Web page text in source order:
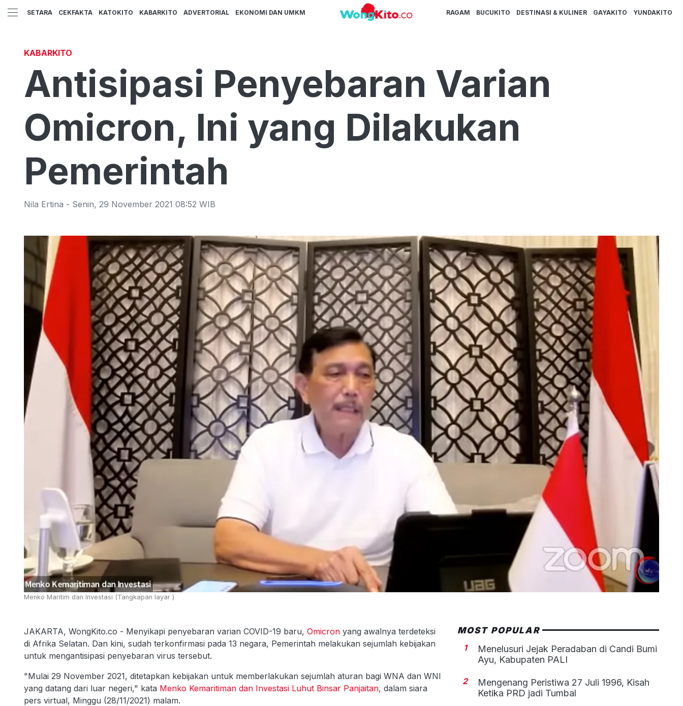
SETARA CEKFAKTA KATOKITO KABARKITO ADVERTORIAL EKONOMI DAN UMKM RAGAM BUCUKITO DESTINASI & KULINER GAYAKITO YUNDAKITO
KABARKITO
Antisipasi Penyebaran Varian
Omicron, Ini yang Dilakukan
Pemerintah
Nila Ertina - Senin, 29 November 2021 08:52 WIB
Menko Maritim dan Investasi (Tangkapan layar )
JAKARTA, WongKito.co - Menyikapi penyebaran varian COVID-19 baru, Omicron yang awalnya terdeteksi
di Afrika Selatan. Dan kini, sudah terkonfirmasi pada 13 negara, Pemerintah melakukan sejumlah kebijakan
untuk mengantisipasi penyebaran virus tersebut.
"Mulai 29 November 2021, ditetapkan kebijakan untuk memberlakukan sejumlah aturan bagi WNA dan WNI
yang datang dari luar negeri," kata Menko Kemaritiman dan Investasi Luhut Binsar Panjaitan, dalam siara
pers virtual, Minggu (28/11/2021) malam.
MOST POPULAR
1
Menelusuri Jejak Peradaban di Candi Bumi
Ayu, Kabupaten PALI
2
Mengenang Peristiwa 27 Juli 1996, Kisah
Ketika PRD jadi Tumbal